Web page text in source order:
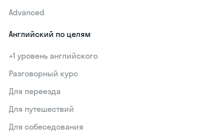
Advanced
Английский по целям
+1 уровень английского
Разговорный курс
Для переезда
Для путешествий
Для собеседования